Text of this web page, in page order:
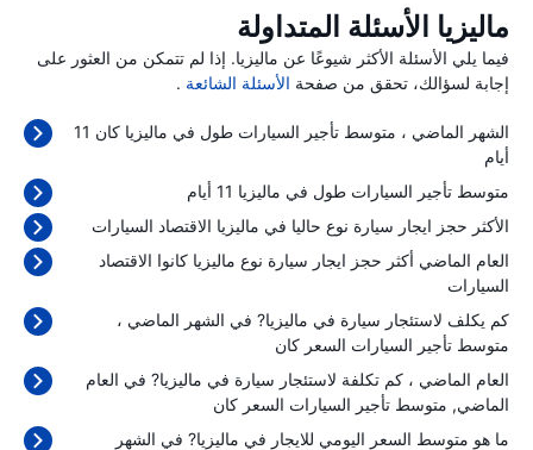
ماليزيا الأسئلة المتداولة
فيما يلي الأسئلة الأكثر شيوعًا عن ماليزيا. إذا لم تتمكن من العثور على
إجابة لسؤالك، تحقق من صفحة الأسئلة الشائعة .
الشهر الماضي ، متوسط تأجير السيارات طول في ماليزيا كان 11
أيام
متوسط تأجير السيارات طول في ماليزيا 11 أيام
الأكثر حجز ايجار سيارة نوع حاليا في ماليزيا الاقتصاد السيارات
العام الماضي أكثر حجز ايجار سيارة نوع ماليزيا كانوا الاقتصاد
السيارات
كم يكلف لاستئجار سيارة في ماليزيا? في الشهر الماضي ،
متوسط تأجير السيارات السعر كان
العام الماضي ، كم تكلفة لاستئجار سيارة في ماليزيا? في العام
الماضي, متوسط تأجير السيارات السعر كان
ما هو متوسط السعر اليومي للايجار في ماليزيا? في الشهر